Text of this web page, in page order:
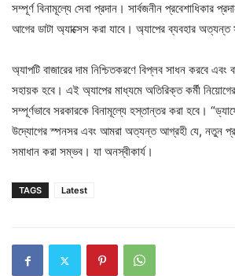
সম্পূর্ণ বিনামূল্যে সেবা প্রদান। সার্বজনীন প্রবেশাধিকার
আগের ডাটা অ্যাক্সেস করা যাবে। অ্যাপের ব্যবহার
অ্যাপটি বাজারের দাম নিশ্চিতকরণে বিপ্লব সাধন করবে এবং
সহায়ক হবে। এই অ্যাপের মাধ্যমে অতিরিক্ত কর্মী
সম্পূর্ণভাবে সরকারকে বিনামূল্যে হস্তান্তর করা হবে।
উদ্যোগের স্পনসর এবং আমরা অত্যন্ত আগ্রহী যে, নতুন
সমাধান করা সম্ভব। যা অনস্বীকার্য।
TAGS Latest